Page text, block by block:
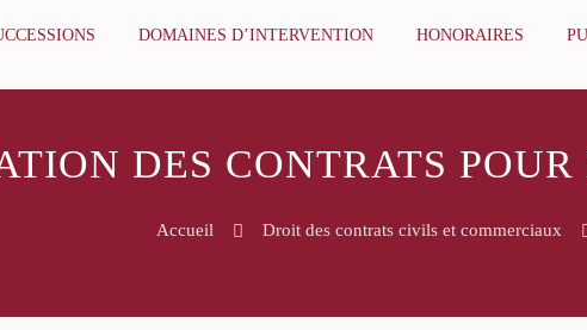
DOMAINES D’INTERVENTION HONORAIRES
DES CONTRATS POUR
Accueil Droit des contrats civils et commerciaux